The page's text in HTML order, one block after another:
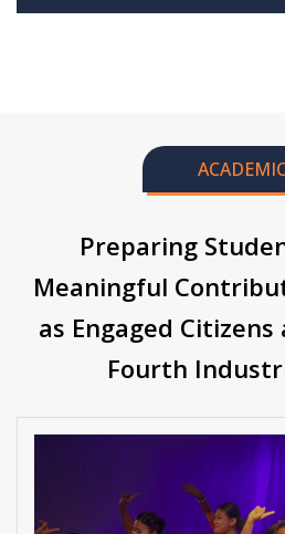
Preparing
Meaningful
as Engaged
Fourth